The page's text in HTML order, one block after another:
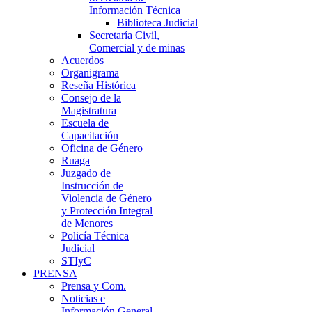
Información Técnica
Biblioteca Judicial
Secretaría Civil,
Comercial y de minas
Acuerdos
Organigrama
Reseña Histórica
Consejo de la
Magistratura
Escuela de
Capacitación
Oficina de Género
Ruaga
Juzgado de
Instrucción de
Violencia de Género
y Protección Integral
de Menores
Policía Técnica
Judicial
STIyC
PRENSA
Prensa y Com.
Noticias e